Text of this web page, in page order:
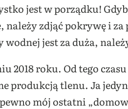
jest w porządku!
należy zdjąć pokrywę i
wodnej jest za duża,
2018 roku. Od tego
produkcją tlenu. Ja
mój ostatni